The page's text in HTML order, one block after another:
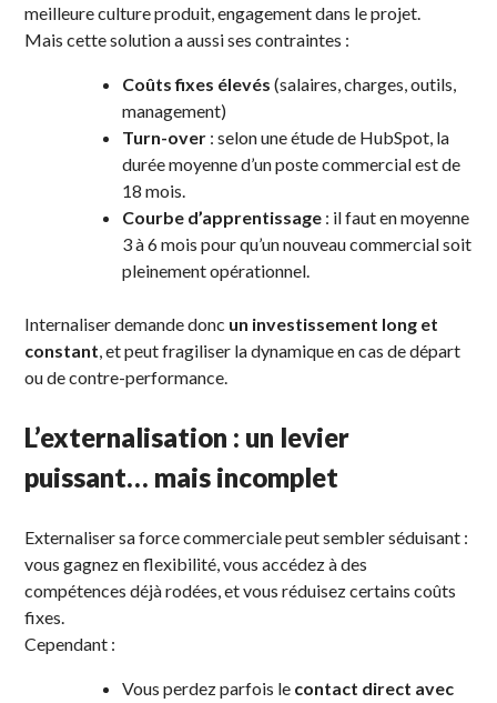
meilleure culture produit, engagement dans le projet.
Mais cette solution a aussi ses contraintes :
Coûts fixes élevés (salaires, charges, outils,
management)
Turn-over : selon une étude de HubSpot, la
durée moyenne d’un poste commercial est de
18 mois.
Courbe d’apprentissage : il faut en moyenne
3 à 6 mois pour qu’un nouveau commercial soit
pleinement opérationnel.
Internaliser demande donc un investissement long et
constant, et peut fragiliser la dynamique en cas de départ
ou de contre-performance.
L’externalisation : un levier
puissant… mais incomplet
Externaliser sa force commerciale peut sembler séduisant :
vous gagnez en flexibilité, vous accédez à des
compétences déjà rodées, et vous réduisez certains coûts
fixes.
Cependant :
Vous perdez parfois le contact direct avec